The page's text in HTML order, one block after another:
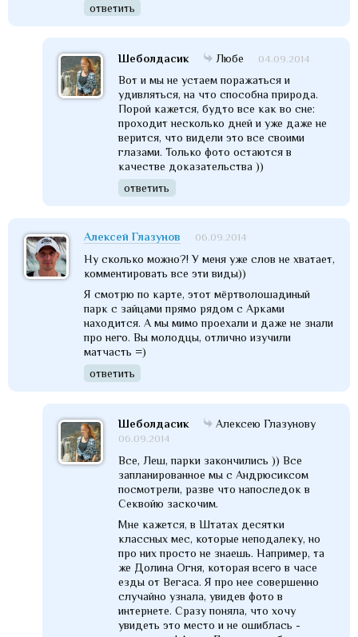
ответить
Шеболдасик Любе 04.09.2014
Вот и мы не устаем поражаться и
удивляться, на что способна природа.
Порой кажется, будто все как во сне:
проходит несколько дней и уже даже не
верится, что видели это все своими
глазами. Только фото остаются в
качестве доказательства ))
ответить
Алексей Глазунов 06.09.2014
Ну сколько можно?! У меня уже слов не хватает,
комментировать все эти виды))
Я смотрю по карте, этот мёртволошадиный
парк с зайцами прямо рядом с Арками
находится. А мы мимо проехали и даже не знали
про него. Вы молодцы, отлично изучили
матчасть =)
ответить
Шеболдасик Алексею Глазунову
06.09.2014
Все, Леш, парки закончились )) Все
запланированное мы с Андрюсиксом
посмотрели, разве что напоследок в
Секвойю заскочим.
Мне кажется, в Штатах десятки
классных мес, которые неподалеку, но
про них просто не знаешь. Например, та
же Долина Огня, которая всего в часе
езды от Вегаса. Я про нее совершенно
случайно узнала, увидев фото в
интернете. Сразу поняла, что хочу
увидеть это место и не ошиблась -